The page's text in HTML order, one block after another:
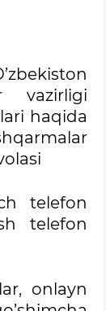
vazirligi
haqida
telefon
telefon
onlayn